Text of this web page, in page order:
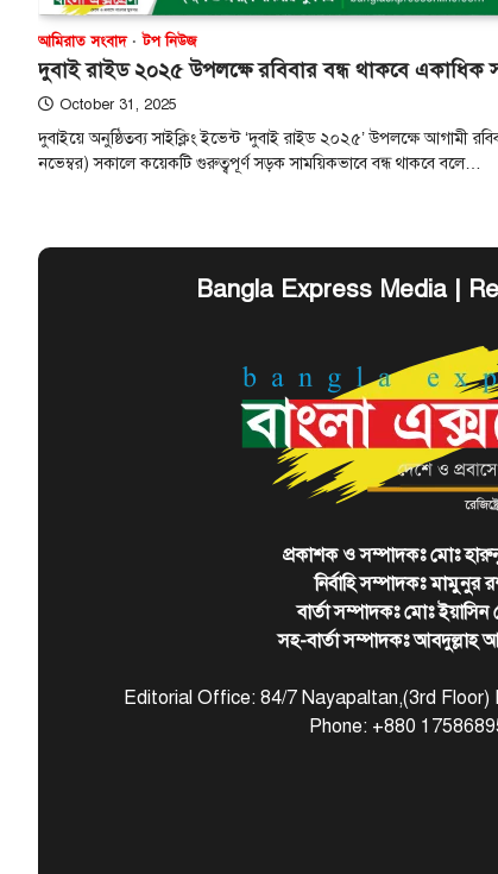
আমিরাত সংবাদ টপ নিউজ
দুবাই রাইড ২০২৫ উপলক্ষে রবিবার বন্ধ থাকবে একাধিক
October 31, 2025
দুবাইয়ে অনুষ্ঠিতব্য সাইক্লিং ইভেন্ট ‘দুবাই রাইড ২০২৫’ উপলক্ষে আগামী
নভেম্বর) সকালে কয়েকটি গুরুত্বপূর্ণ সড়ক সাময়িকভাবে বন্ধ থাকবে বলে…
Bangla Express Media |
প্রকাশক ও সম্পাদকঃ মোঃ
নির্বাহি সম্পাদকঃ মামুনুর
বার্তা সম্পাদকঃ মোঃ ইয়াসিন
সহ-বার্তা সম্পাদকঃ আবদুল্লাহ
Editorial Office: 84/7 Nayapaltan,(3rd Floor)
Phone: +880